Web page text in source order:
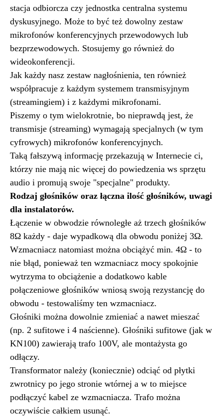
stacja odbiorcza czy jednostka centralna systemu
dyskusyjnego. Może to być też dowolny zestaw
mikrofonów konferencyjnych przewodowych lub
bezprzewodowych. Stosujemy go również do
wideokonferencji.
Jak każdy nasz zestaw nagłośnienia, ten również
współpracuje z każdym systemem transmisyjnym
(streamingiem) i z każdymi mikrofonami.
Piszemy o tym wielokrotnie, bo nieprawdą jest, że
transmisje (streaming) wymagają specjalnych (w tym
cyfrowych) mikrofonów konferencyjnych.
Taką fałszywą informację przekazują w Internecie ci,
którzy nie mają nic więcej do powiedzenia ws sprzętu
audio i promują swoje "specjalne" produkty.
Rodzaj głośników oraz łączna ilość głośników, uwagi
dla instalatorów.
Łączenie w obwodzie równoległe aż trzech głośników
8Ω każdy - daje wypadkową dla obwodu poniżej 3Ω.
Wzmacniacz natomiast można obciążyć min. 4Ω - to
nie błąd, ponieważ ten wzmacniacz mocy spokojnie
wytrzyma to obciążenie a dodatkowo kable
połączeniowe głośników wniosą swoją rezystancję do
obwodu - testowaliśmy ten wzmacniacz.
Głośniki można dowolnie zmieniać a nawet mieszać
(np. 2 sufitowe i 4 naścienne). Głośniki sufitowe (jak w
KN100) zawierają trafo 100V, ale montażysta go
odłączy.
Transformator należy (koniecznie) odciąć od płytki
zwrotnicy po jego stronie wtórnej a w to miejsce
podłączyć kabel ze wzmacniacza. Trafo można
oczywiście całkiem usunąć.